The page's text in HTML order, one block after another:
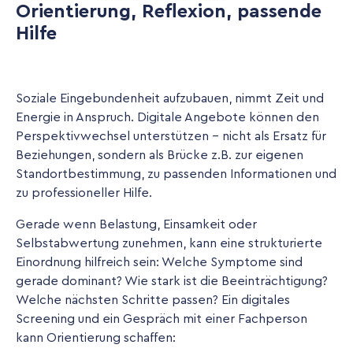
Orientierung, Reflexion, passende
Hilfe
Soziale Eingebundenheit aufzubauen, nimmt Zeit und
Energie in Anspruch. Digitale Angebote können den
Perspektivwechsel unterstützen - nicht als Ersatz für
Beziehungen, sondern als Brücke z.B. zur eigenen
Standortbestimmung, zu passenden Informationen und
zu professioneller Hilfe.
Gerade wenn Belastung, Einsamkeit oder
Selbstabwertung zunehmen, kann eine strukturierte
Einordnung hilfreich sein: Welche Symptome sind
gerade dominant? Wie stark ist die Beeinträchtigung?
Welche nächsten Schritte passen? Ein digitales
Screening und ein Gespräch mit einer Fachperson
kann Orientierung schaffen: